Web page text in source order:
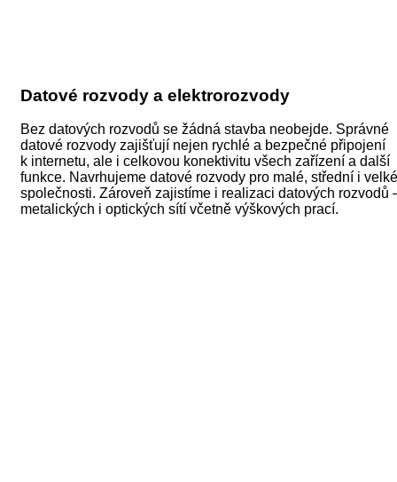
Datové rozvody a elektrorozvody
Bez datových rozvodů se žádná stavba neobejde. Správné
datové rozvody zajišťují nejen rychlé a bezpečné připojení
k internetu, ale i celkovou konektivitu všech zařízení a další
funkce. Navrhujeme datové rozvody pro malé, střední i velké
společnosti. Zároveň zajistíme i realizaci datových rozvodů
metalických i optických sítí včetně výškových prací.